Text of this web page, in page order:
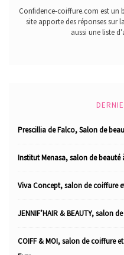
Confidence-coiffure.com est un
site apporte des réponses
aussi une liste
Prescillia de Falco, Salon de
Institut Menasa, salon de beauté
Viva Concept, salon de coiffure
JENNIF’HAIR & BEAUTY, salon
COIFF & MOI, salon de coiffure